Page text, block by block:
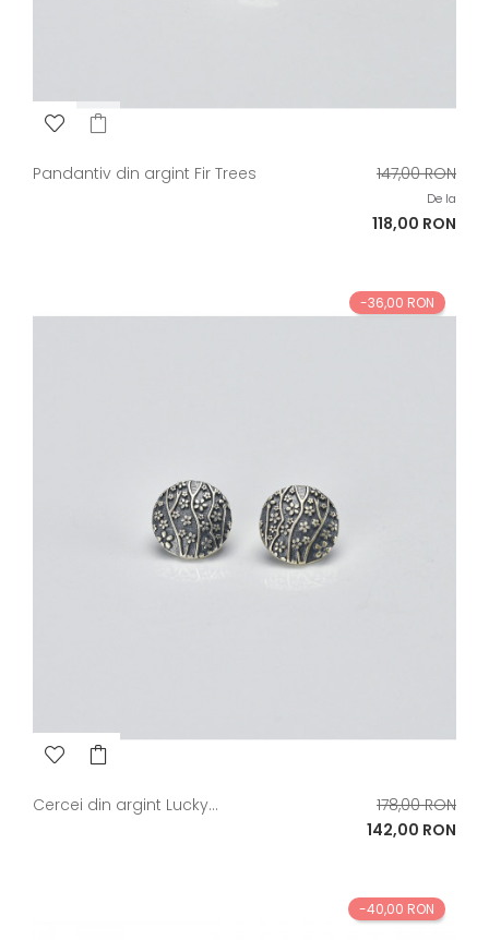
Pandantiv din argint Fir Trees
Pret
baza
147,00 RON
De la
Pret
118,00 RON
-36,00 RON
Cercei din argint Lucky...
Pret
de
178,00 RON
Pret
142,00 RON
-40,00 RON